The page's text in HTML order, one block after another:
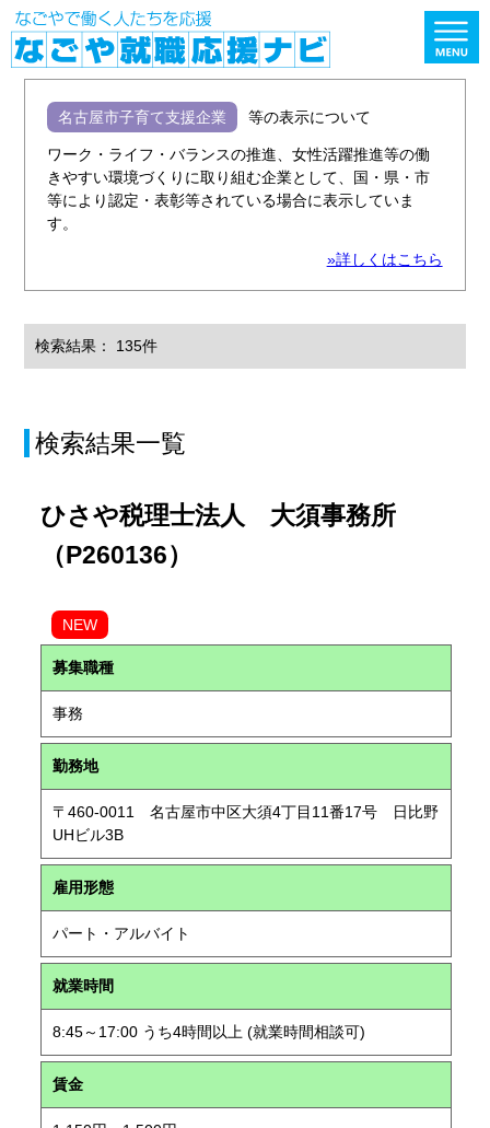
名古屋市子育て支援企業 等の表示について
ワーク・ライフ・バランスの推進、女性活躍推進等の働
きやすい環境づくりに取り組む企業として、国・県・市
等により認定・表彰等されている場合に表示していま
す。
»詳しくはこちら
検索結果： 135件
検索結果一覧
ひさや税理士法人 大須事務所
（P260136）
NEW
募集職種
事務
勤務地
〒460-0011 名古屋市中区大須4丁目11番17号 日比野
UHビル3B
雇用形態
パート・アルバイト
就業時間
8:45～17:00 うち4時間以上 (就業時間相談可)
賃金